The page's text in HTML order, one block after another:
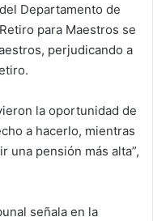
Departamento de
para Maestros se
perjudicando a
la oportunidad de
a hacerlo, mientras
una pensión más alta”,
señala en la